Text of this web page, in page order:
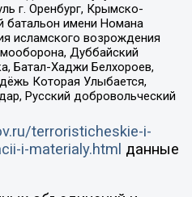
г. Оренбург, Крымско-
батальон имени Номана
исламского возрождения
Дуббайский
Батал-Хаджи Белхороев,
Которая Улыбается,
Русский добровольческий
terroristicheskie-i-
i-materialy.html данные